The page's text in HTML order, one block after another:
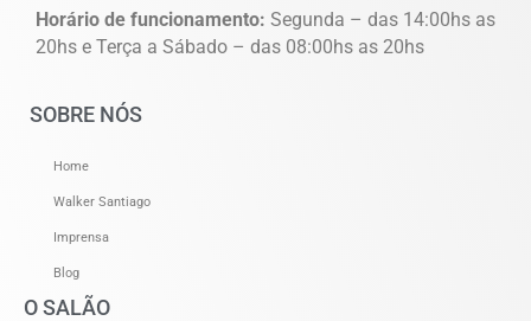
Horário de funcionamento: Segunda – das 14:00hs as
20hs e Terça a Sábado – das 08:00hs as 20hs
SOBRE NÓS
Home
Walker Santiago
Imprensa
Blog
O SALÃO